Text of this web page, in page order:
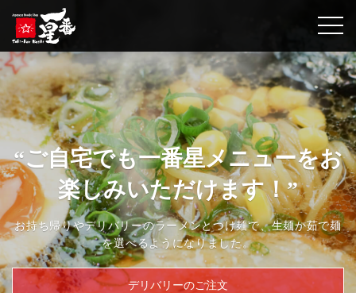
“ご自宅でも一番星メニューをお
楽しみいただけます！”
お持ち帰りやデリバリーのラーメンとつけ麺で、生麺か茹で麺
を選べるようになりました。
デリバリーのご注文